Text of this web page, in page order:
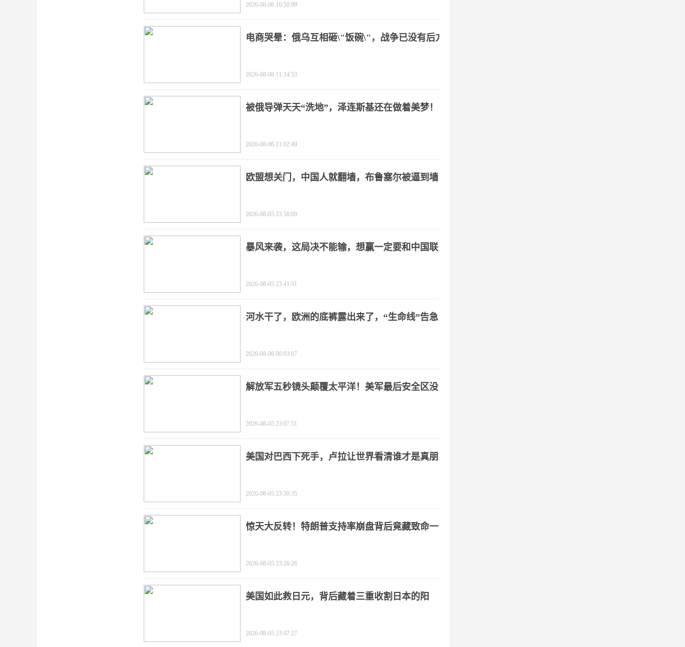
2026-08-06 10:50:09
电商哭晕：俄乌互相砸\"饭碗\"，战争已没有后方
2026-08-06 11:34:53
被俄导弹天天“洗地”，泽连斯基还在做着美梦！
2026-08-06 11:02:49
欧盟想关门，中国人就翻墙，布鲁塞尔被逼到墙
2026-08-05 23:58:09
暴风来袭，这局决不能输，想赢一定要和中国联
2026-08-05 23:41:51
河水干了，欧洲的底裤露出来了，“生命线”告急
2026-08-06 00:03:07
解放军五秒镜头颠覆太平洋！美军最后安全区没
2026-08-05 23:07:51
美国对巴西下死手，卢拉让世界看清谁才是真朋
2026-08-05 23:50:35
惊天大反转！特朗普支持率崩盘背后竟藏致命一
2026-08-05 23:26:26
美国如此救日元，背后藏着三重收割日本的阳
2026-08-05 23:47:27